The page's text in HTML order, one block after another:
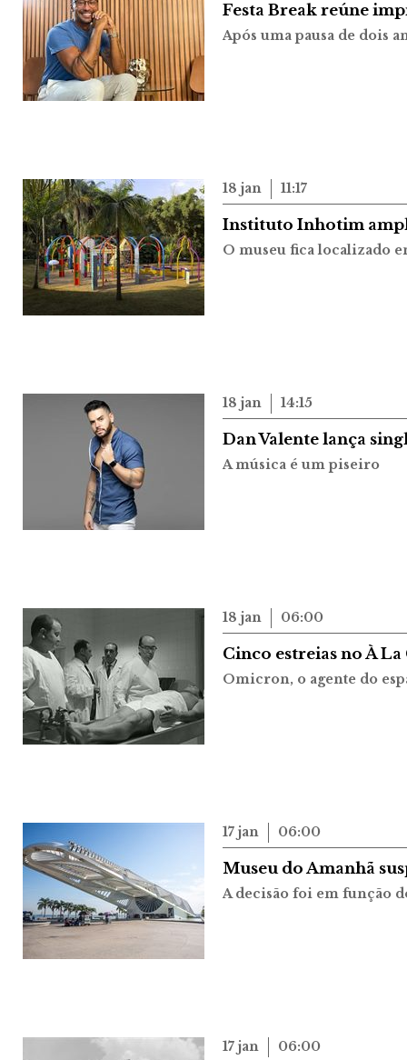
Festa Break reúne
Após uma pausa de dois
18 jan 11:17
Instituto Inhotim
O museu fica localizado
18 jan 14:15
Dan Valente lança
A música é um piseiro
18 jan 06:00
Cinco estreias no À
Omicron, o agente do
17 jan 06:00
Museu do Amanhã
A decisão foi em função
17 jan 06:00